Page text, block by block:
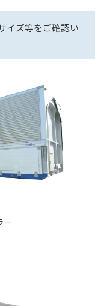
イズ等をご確認い
ー